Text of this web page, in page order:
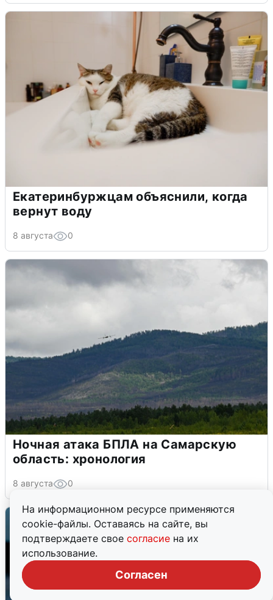
На информационном ресурсе применяются
cookie-файлы. Оставаясь на сайте, вы
подтверждаете свое согласие на их
использование.
Согласен
Екатеринбуржцам объяснили, когда
вернут воду
8 августа 0
Ночная атака БПЛА на Самарскую
область: хронология
8 августа 0